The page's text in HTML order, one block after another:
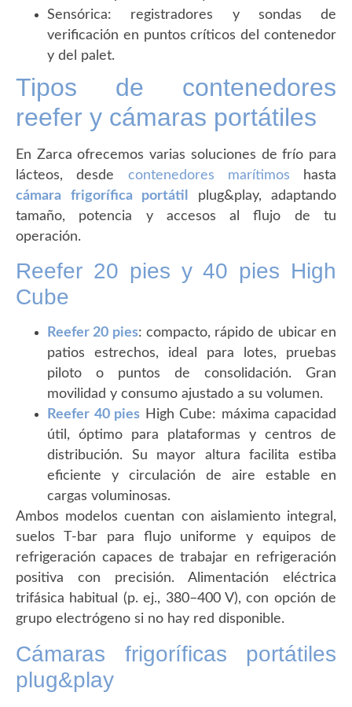
Sensórica: registradores y sondas de
verificación en puntos críticos del contenedor
y del palet.
Tipos de contenedores
reefer y cámaras portátiles
En Zarca ofrecemos varias soluciones de frío para
lácteos, desde contenedores marítimos hasta
cámara frigorífica portátil
plug&play, adaptando
tamaño, potencia y accesos al flujo de tu
operación.
Reefer 20 pies y 40 pies High
Cube
Reefer 20 pies: compacto, rápido de ubicar en
patios estrechos, ideal para lotes, pruebas
piloto o puntos de consolidación. Gran
movilidad y consumo ajustado a su volumen.
Reefer 40 pies High Cube: máxima capacidad
útil, óptimo para plataformas y centros de
distribución. Su mayor altura facilita estiba
eficiente y circulación de aire estable en
cargas voluminosas.
Ambos modelos cuentan con aislamiento integral,
suelos T-bar para flujo uniforme y equipos de
refrigeración capaces de trabajar en refrigeración
positiva con precisión. Alimentación eléctrica
trifásica habitual (p. ej., 380–400 V), con opción de
grupo electrógeno si no hay red disponible.
Cámaras frigoríficas portátiles
plug&play